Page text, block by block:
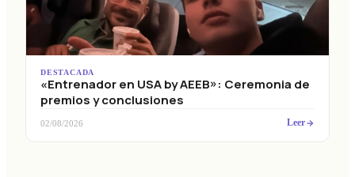
DESTACADA
«Entrenador en USA by AEEB»: Ceremonia de
premios y conclusiones
02/08/2026 Leer